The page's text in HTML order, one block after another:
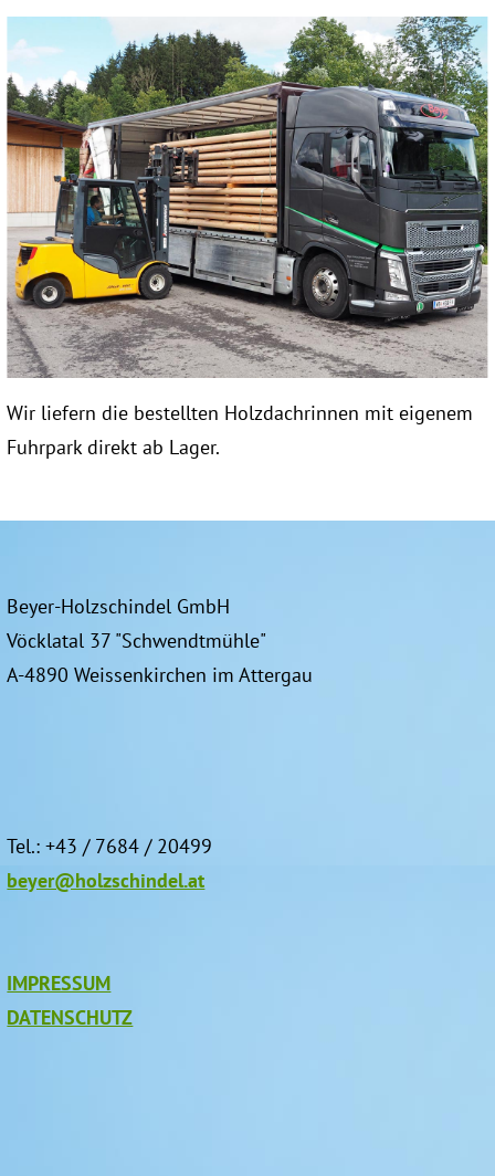
Wir liefern die bestellten Holzdachrinnen mit eigenem
Fuhrpark direkt ab Lager.
Beyer-Holzschindel GmbH
Vöcklatal 37 "Schwendtmühle"
A-4890 Weissenkirchen im Attergau
Tel.: +43 / 7684 / 20499
beyer@holzschindel.at
IMPRESSUM
DATENSCHUTZ